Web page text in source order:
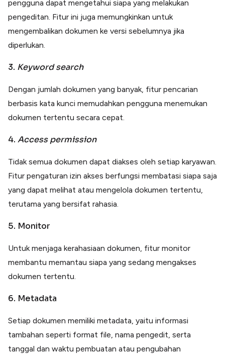
pengguna dapat mengetahui siapa yang melakukan
pengeditan. Fitur ini juga memungkinkan untuk
mengembalikan dokumen ke versi sebelumnya jika
diperlukan.
3. Keyword search
Dengan jumlah dokumen yang banyak, fitur pencarian
berbasis kata kunci memudahkan pengguna menemukan
dokumen tertentu secara cepat.
4. Access permission
Tidak semua dokumen dapat diakses oleh setiap karyawan.
Fitur pengaturan izin akses berfungsi membatasi siapa saja
yang dapat melihat atau mengelola dokumen tertentu,
terutama yang bersifat rahasia.
5. Monitor
Untuk menjaga kerahasiaan dokumen, fitur monitor
membantu memantau siapa yang sedang mengakses
dokumen tertentu.
6. Metadata
Setiap dokumen memiliki metadata, yaitu informasi
tambahan seperti format file, nama pengedit, serta
tanggal dan waktu pembuatan atau pengubahan